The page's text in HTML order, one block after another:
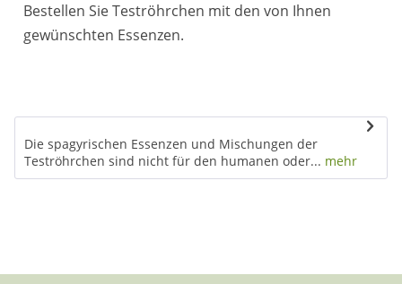
Bestellen Sie Teströhrchen mit den von Ihnen
gewünschten Essenzen.
Die spagyrischen Essenzen und Mischungen der
Teströhrchen sind nicht für den humanen oder... mehr